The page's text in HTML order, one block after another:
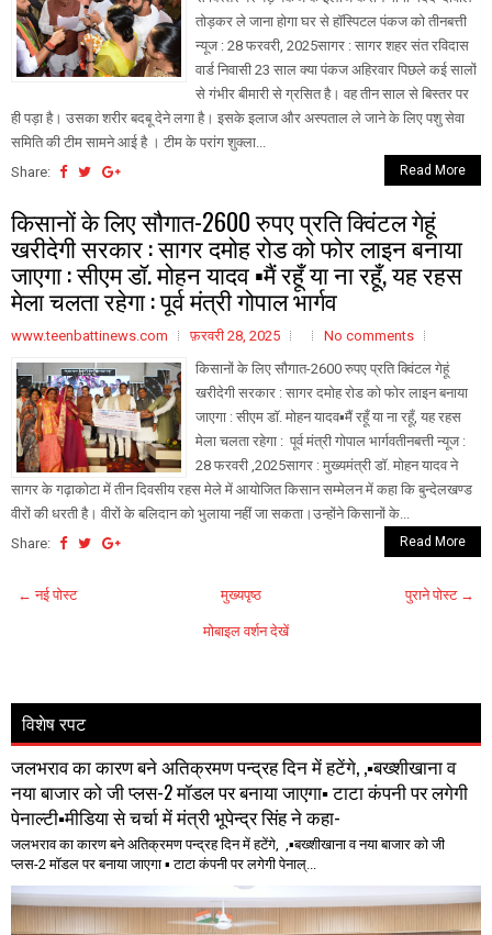
तोड़कर ले जाना होगा घर से हॉस्पिटल पंकज को तीनबत्ती
न्यूज : 28 फरवरी, 2025सागर : सागर शहर संत रविदास
वार्ड निवासी 23 साल क्या पंकज अहिरवार पिछले कई सालों
से गंभीर बीमारी से ग्रसित है। वह तीन साल से बिस्तर पर
ही पड़ा है। उसका शरीर बदबू देने लगा है। इसके इलाज और अस्पताल ले जाने के लिए पशु सेवा
समिति की टीम सामने आई है । टीम के परांग शुक्ला...
Share:
Read More
किसानों के लिए सौगात-2600 रुपए प्रति क्विंटल गेहूं
खरीदेगी सरकार : सागर दमोह रोड को फोर लाइन बनाया
जाएगा : सीएम डॉ. मोहन यादव ▪️मैं रहूँ या ना रहूँ, यह रहस
मेला चलता रहेगा : पूर्व मंत्री गोपाल भार्गव
www.teenbattinews.com फ़रवरी 28, 2025
No comments
किसानों के लिए सौगात-2600 रुपए प्रति क्विंटल गेहूं
खरीदेगी सरकार : सागर दमोह रोड को फोर लाइन बनाया
जाएगा : सीएम डॉ. मोहन यादव▪️मैं रहूँ या ना रहूँ, यह रहस
मेला चलता रहेगा : पूर्व मंत्री गोपाल भार्गवतीनबत्ती न्यूज :
28 फरवरी ,2025सागर : मुख्यमंत्री डॉ. मोहन यादव ने
सागर के गढ़ाकोटा में तीन दिवसीय रहस मेले में आयोजित किसान सम्मेलन में कहा कि बुन्देलखण्ड
वीरों की धरती है। वीरों के बलिदान को भुलाया नहीं जा सकता।उन्होंने किसानों के...
Share:
Read More
← नई पोस्ट पुराने पोस्ट →
मुख्यपृष्ठ
मोबाइल वर्शन देखें
विशेष रपट
जलभराव का कारण बने अतिक्रमण पन्द्रह दिन में हटेंगे, ,▪️बख्शीखाना व
नया बाजार को जी प्लस-2 मॉडल पर बनाया जाएगा▪️ टाटा कंपनी पर लगेगी
पेनाल्टी▪️मीडिया से चर्चा में मंत्री भूपेन्द्र सिंह ने कहा-
जलभराव का कारण बने अतिक्रमण पन्द्रह दिन में हटेंगे, ,▪️बख्शीखाना व नया बाजार को जी
प्लस-2 मॉडल पर बनाया जाएगा ▪️ टाटा कंपनी पर लगेगी पेनाल्...